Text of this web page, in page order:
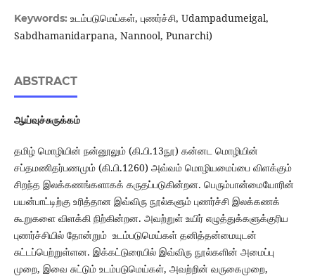
Keywords: உடம்படுமெய்கள், புணர்ச்சி, Udampadumeigal,
Sabdhamanidarpana, Nannool, Punarchi)
ABSTRACT
ஆய்வுச்சுருக்கம்
தமிழ் மொழியின் நன்னூலும் (கி.பி.13நூ) கன்னட மொழியின்
சப்தமணிதர்பணமும் (கி.பி.1260) அவ்வம் மொழியமைப்பை விளக்கும்
சிறந்த இலக்கணங்களாகக் கருதப்படுகின்றன. பெரும்பான்மையோரின்
பயன்பாட்டிற்கு உரித்தான இவ்விரு நூல்களும் புணர்ச்சி இலக்கணக்
கூறுகளை விளக்கி நிற்கின்றன. அவற்றுள் உயிர் எழுத்துக்களுக்குரிய
புணர்ச்சியில் தோன்றும் உடம்படுமெய்கள் தனித்தன்மையுடன்
சுட்டப்பெற்றுள்ளன. இக்கட்டுரையில் இவ்விரு நூல்களின் அமைப்பு
முறை, இவை சுட்டும் உடம்படுமெய்கள், அவற்றின் வருகைமுறை,